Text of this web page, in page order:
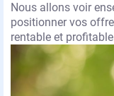
Nous allons voir
positionner vos
rentable et